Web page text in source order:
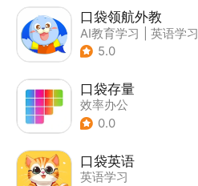
口袋领航外教
AI教育学习
英语学习
5.0
口袋存量
效率办公
0.0
口袋英语
英语学习